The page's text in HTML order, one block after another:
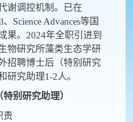
谢调控机制。已在
Science Advances等国
果。2024年全职引进到
物研究所藻类生态学研
招聘博士后（特别研究
研究助理1-2人。
别研究助理）